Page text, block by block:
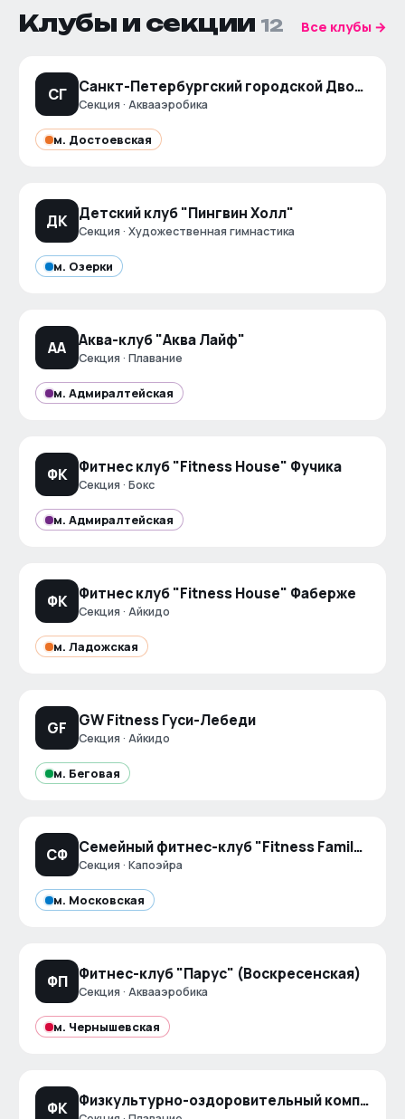
Клубы и секции 12 Все клубы →
СГ Санкт-Петербургский городской Дворец творчества юных, (бассейн )
Секция · Аквааэробика
м. Достоевская
ДК Детский клуб "Пингвин Холл"
Секция · Художественная гимнастика
м. Озерки
АА Аква-клуб "Аква Лайф"
Секция · Плавание
м. Адмиралтейская
ФК Фитнес клуб "Fitness House" Фучика
Секция · Бокс
м. Адмиралтейская
ФК Фитнес клуб "Fitness House" Фаберже
Секция · Айкидо
м. Ладожская
GF GW Fitness Гуси-Лебеди
Секция · Айкидо
м. Беговая
СФ Семейный фитнес-клуб "Fitness Family" Космос
Секция · Капоэйра
м. Московская
ФП Фитнес-клуб "Парус" (Воскресенская)
Секция · Аквааэробика
м. Чернышевская
ФК Физкультурно-оздоровительный комплекс "Дунайский"